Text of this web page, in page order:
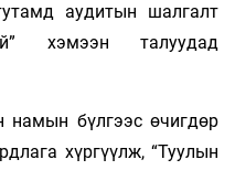
аудитын шалгалт
хэмээн талуудад
намын бүлгээс өчигдөр
хүргүүлж, “Туулын